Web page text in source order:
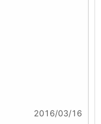
2016/03/16